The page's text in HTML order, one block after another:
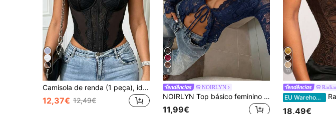
7
Camisola de renda (1 peça), ideal para encontros, festas e passeios casuais de verão na cor preta.
12,37€ 12,49€
6
NOIRLYN
NOIRLYN Top básico feminino de sobreposição transparente, estilo Y2K doce, para outono/inverno, decote profundo em V, renda, manga comprida, com laço frontal e cintura vazada, corte slim
11,99€
11
EU Warehouse Radiana
18,49€